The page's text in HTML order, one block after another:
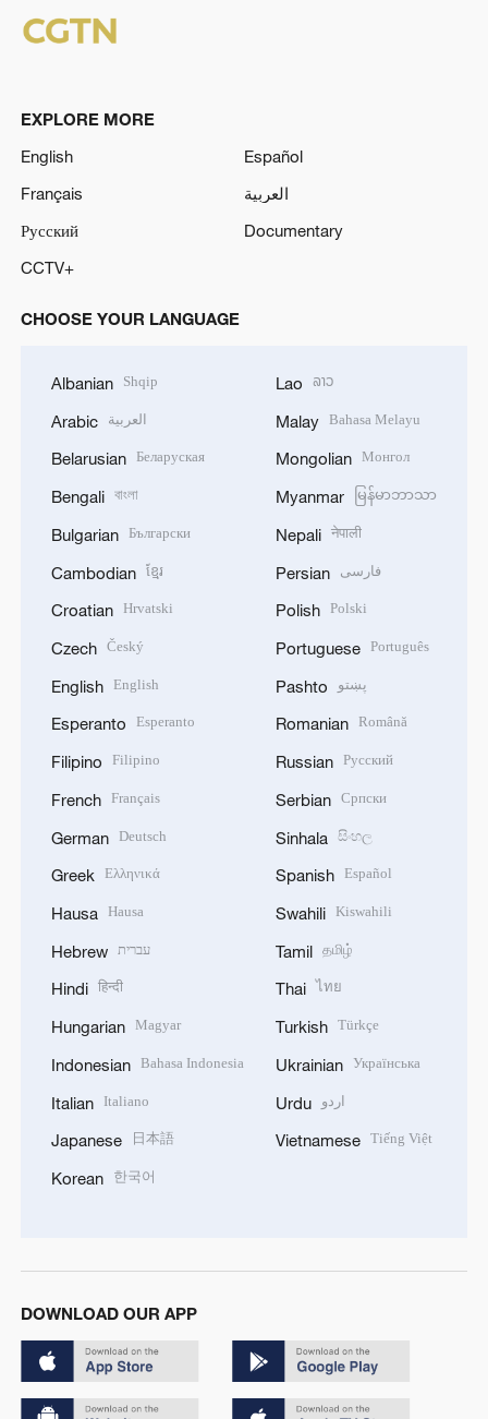
EXPLORE MORE
English
Español
Français
العربية
Русский
Documentary
CCTV+
CHOOSE YOUR LANGUAGE
Albanian Shqip
Arabic العربية
Belarusian Беларуская
Bengali বাংলা
Bulgarian Български
Cambodian ខ្មែរ
Croatian Hrvatski
Czech Český
English English
Esperanto Esperanto
Filipino Filipino
French Français
German Deutsch
Greek Ελληνικά
Hausa Hausa
Hebrew עברית
Hindi हिन्दी
Hungarian Magyar
Indonesian Bahasa Indonesia
Italian Italiano
Japanese 日本語
Korean 한국어
Lao ລາວ
Malay Bahasa Melayu
Mongolian Монгол
Myanmar မြန်မာဘာသာ
Nepali नेपाली
Persian فارسی
Polish Polski
Portuguese Português
Pashto پښتو
Romanian Română
Russian Русский
Serbian Српски
Sinhala සිංහල
Spanish Español
Swahili Kiswahili
Tamil தமிழ்
Thai ไทย
Turkish Türkçe
Ukrainian Українська
Urdu اردو
Vietnamese Tiếng Việt
DOWNLOAD OUR APP